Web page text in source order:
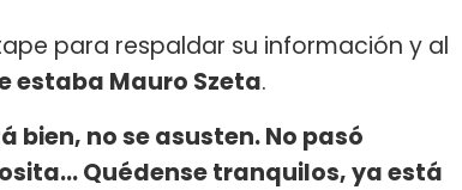
para respaldar su información y al
estaba Mauro Szeta.
bien, no se asusten. No pasó
Quédense tranquilos, ya está